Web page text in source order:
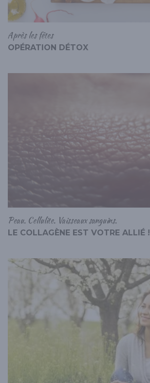
Après les fêtes
OPÉRATION DÉTOX
Peau. Cellulite. Vaisseaux sanguins.
LE COLLAGÈNE EST VOTRE ALLIÉ !